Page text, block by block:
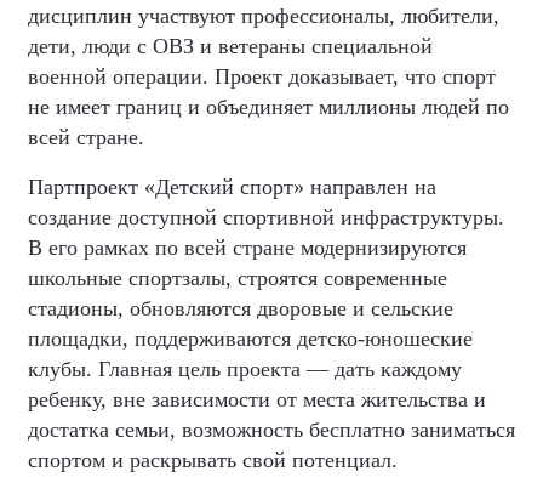
дисциплин участвуют профессионалы, любители,
дети, люди с ОВЗ и ветераны специальной
военной операции. Проект доказывает, что спорт
не имеет границ и объединяет миллионы людей по
всей стране.
Партпроект «Детский спорт» направлен на
создание доступной спортивной инфраструктуры.
В его рамках по всей стране модернизируются
школьные спортзалы, строятся современные
стадионы, обновляются дворовые и сельские
площадки, поддерживаются детско-юношеские
клубы. Главная цель проекта — дать каждому
ребенку, вне зависимости от места жительства и
достатка семьи, возможность бесплатно заниматься
спортом и раскрывать свой потенциал.